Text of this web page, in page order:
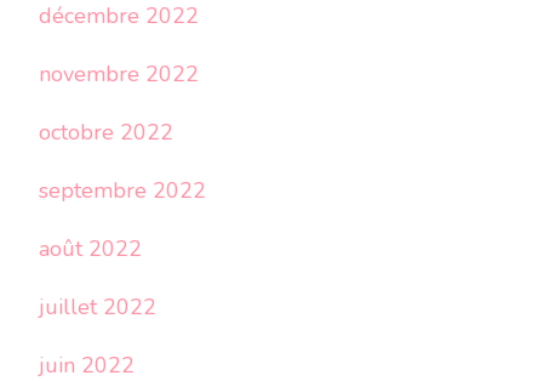
décembre 2022
novembre 2022
octobre 2022
septembre 2022
août 2022
juillet 2022
juin 2022